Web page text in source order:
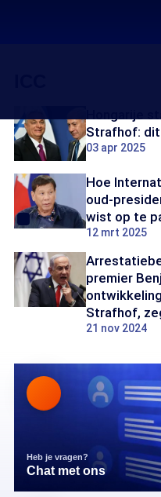
Strafhof:
03 apr 2025
Hoe
oud-
wist op te
12 mrt 2025
premier
Strafhof,
21 nov 2024
Heb je vragen?
Chat met ons